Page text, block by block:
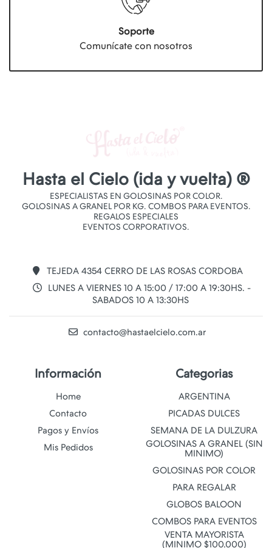
Soporte
Comunícate con nosotros
Hasta el Cielo (ida y vuelta) ®
ESPECIALISTAS EN GOLOSINAS POR COLOR.
GOLOSINAS A GRANEL POR KG. COMBOS PARA EVENTOS.
REGALOS ESPECIALES
EVENTOS CORPORATIVOS.
TEJEDA 4354 CERRO DE LAS ROSAS CORDOBA
LUNES A VIERNES 10 A 15:00 / 17:00 A 19:30HS. -
SABADOS 10 A 13:30HS
contacto@hastaelcielo.com.ar
Información
Home
Contacto
Pagos y Envíos
Mis Pedidos
Categorias
ARGENTINA
PICADAS DULCES
SEMANA DE LA DULZURA
GOLOSINAS A GRANEL (SIN
MINIMO)
GOLOSINAS POR COLOR
PARA REGALAR
GLOBOS BALOON
COMBOS PARA EVENTOS
VENTA MAYORISTA
(MINIMO $100.000)